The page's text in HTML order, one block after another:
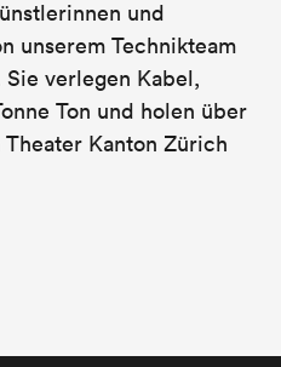
und
unserem Technikteam
Sie verlegen Kabel,
Ton und holen über
Kanton Zürich